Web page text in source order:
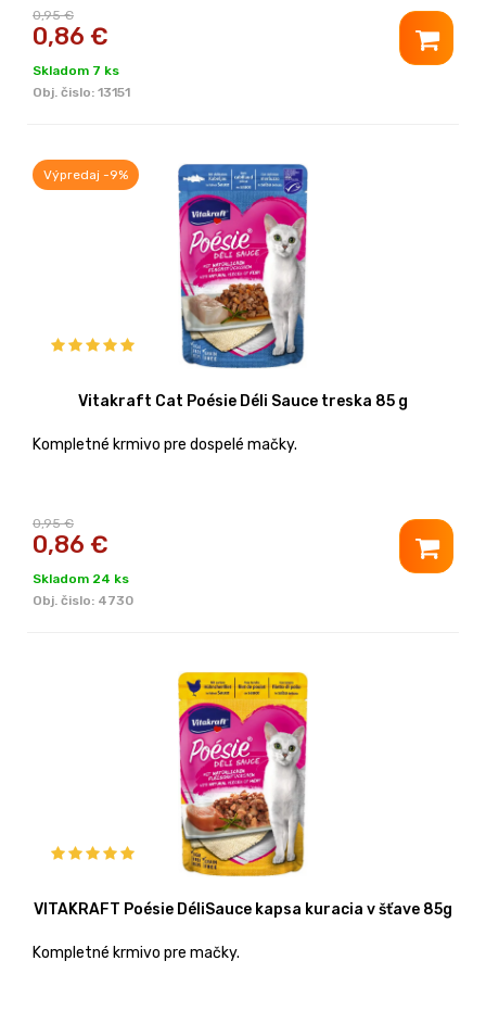
0,95 €
0,86 €
Skladom 7 ks
Obj. čislo: 13151
Výpredaj -9%
Vitakraft Cat Poésie Déli Sauce treska 85 g
Kompletné krmivo pre dospelé mačky.
0,95 €
0,86 €
Skladom 24 ks
Obj. čislo: 4730
VITAKRAFT Poésie DéliSauce kapsa kuracia v šťave 85g
Kompletné krmivo pre mačky.